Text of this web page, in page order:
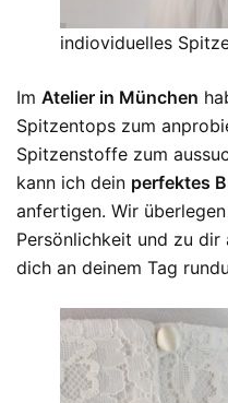
indioviduelles
Im Atelier in München
Spitzentops zum
Spitzenstoffe zum
kann ich dein perfektes
anfertigen. Wir
Persönlichkeit und zu
dich an deinem Tag